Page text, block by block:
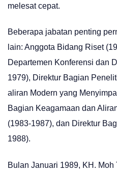
melesat cepat.
Beberapa jabatan penting
lain: Anggota Bidang Riset
Departemen Konferensi dan
1979), Direktur Bagian
aliran Modern yang
Bagian Keagamaan dan
(1983-1987), dan Direktur
1988).
Bulan Januari 1989, KH.